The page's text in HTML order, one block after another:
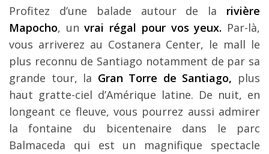
Profitez d’une balade autour de la rivière
Mapocho, unvrai régal pour vos yeux. Par-là,
vous arriverez au Costanera Center, le mall le
plus reconnu de Santiago notamment de par sa
grande tour, la Gran Torre de Santiago, plus
haut gratte-ciel d’Amérique latine. De nuit, en
longeant ce fleuve, vous pourrez aussi admirer
la fontaine du bicentenaire dans le parc
Balmaceda qui est un magnifique spectacle